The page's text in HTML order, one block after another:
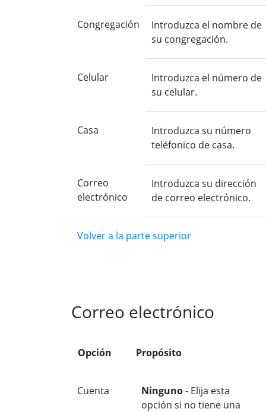
Congregación
Introduzca el nombre de
su congregación.
Celular
Introduzca el número de
su celular.
Casa
Introduzca su número
teléfonico de casa.
Correo
electrónico
Introduzca su dirección
de correo electrónico.
Volver a la parte superior
Correo electrónico
Opción Propósito
Cuenta Ninguno- Elija esta
opción si no tiene una